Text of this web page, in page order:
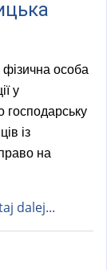
особа
у
господарську
із
на
dalej...